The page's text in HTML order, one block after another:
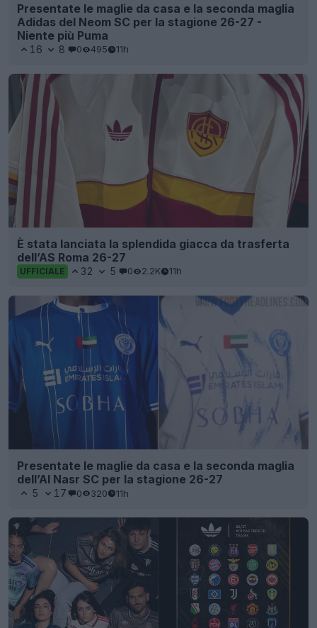
Presentate le maglie da casa e la seconda maglia
Adidas del Neom SC per la stagione 26-27 -
Niente più Puma
16 8 0 495 11h
È stata lanciata la splendida giacca da trasferta
dell’AS Roma 26-27
UFFICIALE 32 5 0 2.2K 11h
Presentate le maglie da casa e la seconda maglia
dell’Al Nasr SC per la stagione 26-27
5 17 0 320 11h